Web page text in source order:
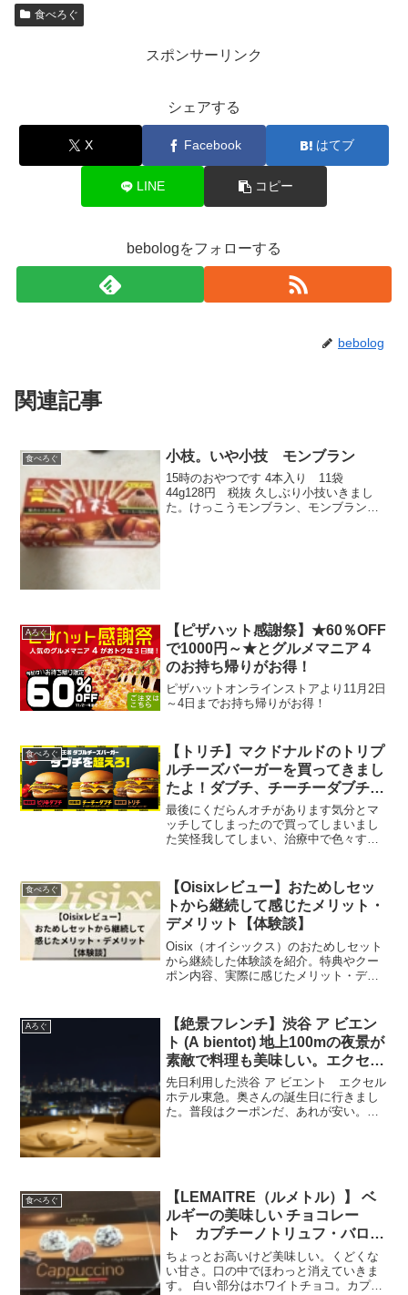
食べろぐ
スポンサーリンク
シェアする
X Facebook はてブ
LINE コピー
bebologをフォローする
bebolog
関連記事
食べろぐ 小枝。いや小技 モンブラン
15時のおやつです 4本入り 11袋
44g128円 税抜 久しぶり小技いきまし
た。けっこうモンブラン、モンブランな
Aろぐ
【ピザハット感謝祭】★60％OFF
で1000円～★とグルメマニア４
のお持ち帰りがお得！
ピザハットオンラインストアより11月2日
～4日までお持ち帰りがお得！
食べろぐ
【トリチ】マクドナルドのトリプ
ルチーズバーガーを買ってきまし
たよ！ダブチ、チーチーダブチと
もはや私にはわからない言葉の羅
列になっている
最後にくだらんオチがあります気分とマ
ッチしてしまったので買ってしまいまし
た笑怪我してしまい、治療中で色々する
食べろぐ
【Oisixレビュー】おためしセッ
トから継続して感じたメリット・
デメリット【体験談】
Oisix（オイシックス）のおためしセット
から継続した体験談を紹介。特典やクー
ポン内容、実際に感じたメリット・デメ
Aろぐ
【絶景フレンチ】渋谷 ア ビエン
ト (A bientot) 地上100mの夜景が
素敵で料理も美味しい。エクセル
ホテル東急25F
先日利用した渋谷 ア ビエント エクセル
ホテル東急。奥さんの誕生日に行きまし
た。普段はクーポンだ、あれが安い。今
食べろぐ
【LEMAITRE（ルメトル）】 ベ
ルギーの美味しい チョコレー
ト カプチーノトリュフ・バロテ
ィン 175g
ちょっとお高いけど美味しい。くどくな
い甘さ。口の中でほわっと消えていきま
す。 白い部分はホワイトチョコ。カプチ